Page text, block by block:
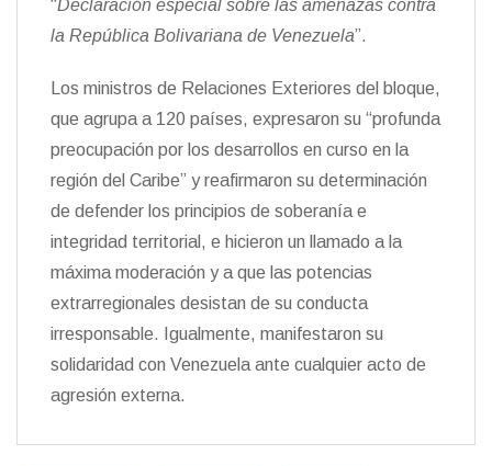
“Declaración especial sobre las amenazas contra
la República Bolivariana de Venezuela”.
Los ministros de Relaciones Exteriores del bloque,
que agrupa a 120 países, expresaron su “profunda
preocupación por los desarrollos en curso en la
región del Caribe” y reafirmaron su determinación
de defender los principios de soberanía e
integridad territorial, e hicieron un llamado a la
máxima moderación y a que las potencias
extrarregionales desistan de su conducta
irresponsable. Igualmente, manifestaron su
solidaridad con Venezuela ante cualquier acto de
agresión externa.